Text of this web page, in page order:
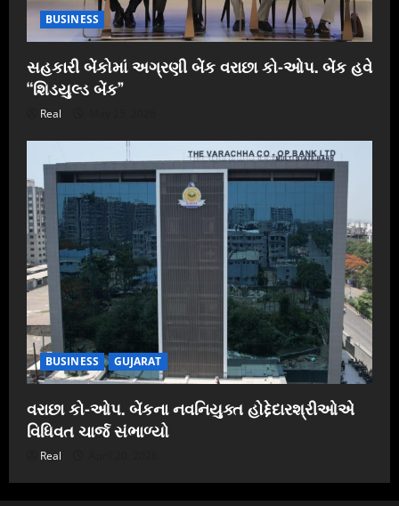
BUSINESS
સહકારી બેંકોમાં અગ્રણી બેંક વરાછા કો-ઓપ. બેંક હવે
“શિડયુલ્ડ બેંક”
Real
BUSINESS GUJARAT
વરાછા કો-ઓપ. બેંકના નવનિયુક્ત હોદ્દેદારશ્રીઓએ
વિધિવત ચાર્જ સંભાળ્યો
Real